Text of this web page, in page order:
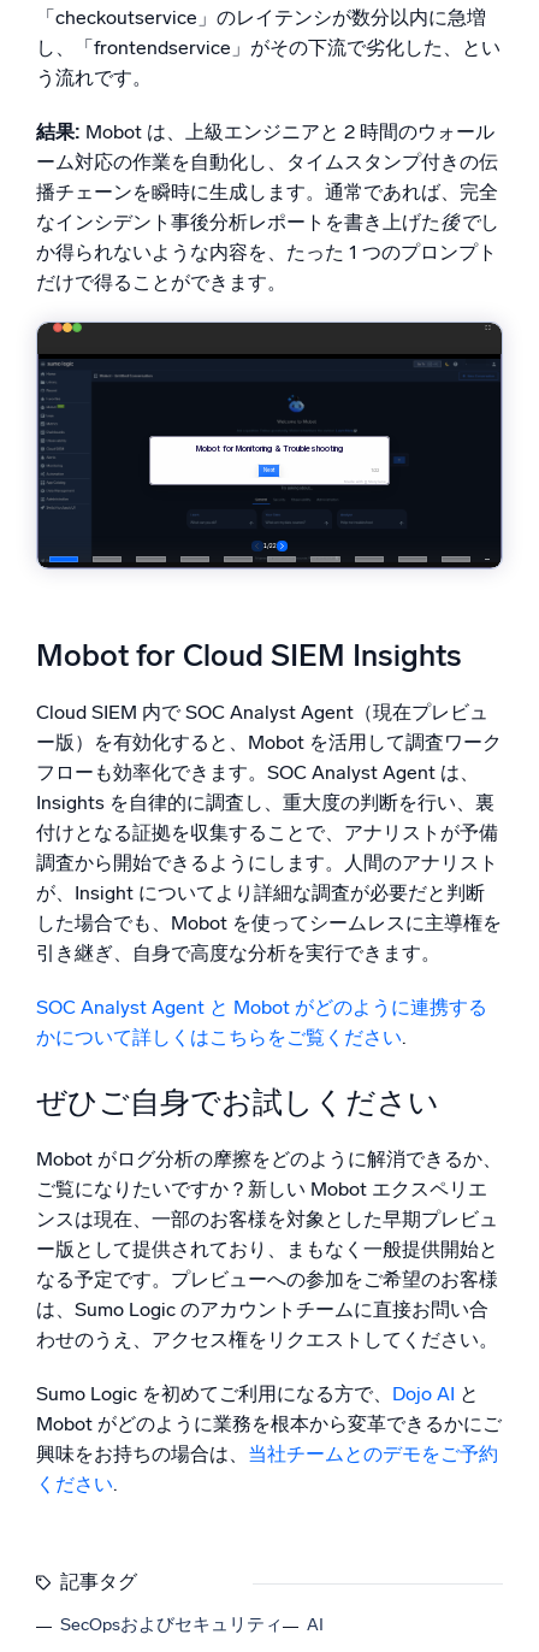
「checkoutservice」のレイテンシが数分以内に急増
し、「frontendservice」がその下流で劣化した、とい
う流れです。
結果: Mobot は、上級エンジニアと 2 時間のウォール
ーム対応の作業を自動化し、タイムスタンプ付きの伝
播チェーンを瞬時に生成します。通常であれば、完全
なインシデント事後分析レポートを書き上げた後でし
か得られないような内容を、たった 1 つのプロンプト
だけで得ることができます。
Mobot for Cloud SIEM Insights
Cloud SIEM 内で SOC Analyst Agent（現在プレビュ
ー版）を有効化すると、Mobot を活用して調査ワーク
フローも効率化できます。SOC Analyst Agent は、
Insights を自律的に調査し、重大度の判断を行い、裏
付けとなる証拠を収集することで、アナリストが予備
調査から開始できるようにします。人間のアナリスト
が、Insight についてより詳細な調査が必要だと判断
した場合でも、Mobot を使ってシームレスに主導権を
引き継ぎ、自身で高度な分析を実行できます。
SOC Analyst Agent と Mobot がどのように連携する
かについて詳しくはこちらをご覧ください.
ぜひご自身でお試しください
Mobot がログ分析の摩擦をどのように解消できるか、
ご覧になりたいですか？新しい Mobot エクスペリエ
ンスは現在、一部のお客様を対象とした早期プレビュ
ー版として提供されており、まもなく一般提供開始と
なる予定です。プレビューへの参加をご希望のお客様
は、Sumo Logic のアカウントチームに直接お問い合
わせのうえ、アクセス権をリクエストしてください。
Sumo Logic を初めてご利用になる方で、 Dojo AI と
Mobot がどのように業務を根本から変革できるかにご
興味をお持ちの場合は、 当社チームとのデモをご予約
ください.
記事タグ
SecOpsおよびセキュリティ AI